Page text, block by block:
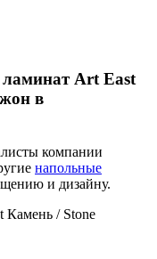
Art East
в
компании
напольные
и дизайну.
Камень / Stone